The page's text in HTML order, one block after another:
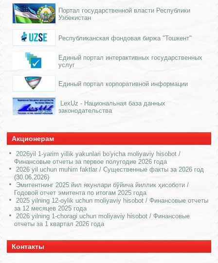
Портал государственной власти Республики
Узбекистан
Республиканская фондовая биржа "Тошкент"
Единый портал интерактивных государственных
услуг
Единый портал корпоративной информации
LexUz - Национальная база данных
законодательства
Акционерам
2026yil 1-yarim yillik yakunlari bo'yicha moliyaviy hisobot /
Финансовые отчеты за первое полугодие 2026 года
2026 yil uchun muhim faktlar / Существенные факты за 2026 год
(30.06.2026)
Эмитентнинг 2025 йил якунлари бўйича йиллик ҳисоботи /
Годовой отчет эмитента по итогам 2025 года
2025 yilning 12-oylik uchun moliyaviy hisobot / Финансовые отчеты
за 12 месяцев 2025 года
2026 yilning 1-choragi uchun moliyaviy hisobot / Финансовые
отчеты за 1 квартал 2026 года
Контакты